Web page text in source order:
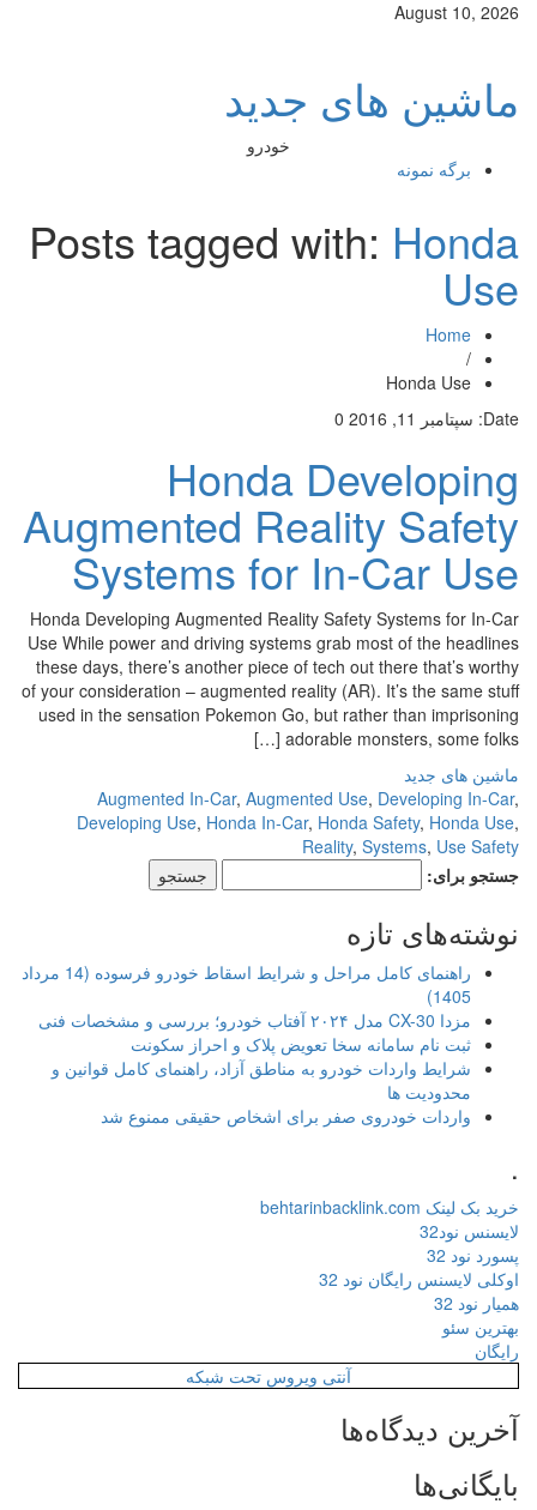
August 10, 2026
ماشین های جدید
خودرو
برگه نمونه
Posts tagged with:Honda
Use
Home
/
Honda Use
Date: سپتامبر 11, 2016 0
Honda Developing
Augmented Reality Safety
Systems for In-Car Use
Honda Developing Augmented Reality Safety Systems for In-Car
Use While power and driving systems grab most of the headlines
these days, there’s another piece of tech out there that’s worthy
of your consideration – augmented reality (AR). It’s the same stuff
used in the sensation Pokemon Go, but rather than imprisoning
adorable monsters, some folks […]
ماشین های جدید
Augmented In-Car,Augmented Use,Developing In-Car
Developing Use,Honda In-Car,Honda Safety,Honda Use
Reality,Systems,Use Safety
جستجو برای:
نوشته‌های تازه
راهنمای کامل مراحل و شرایط اسقاط خودرو فرسوده (14 مرداد
1405)
مزدا CX-30 مدل ۲۰۲۴ آفتاب خودرو؛ بررسی و مشخصات فنی
ثبت نام سامانه سخا تعویض پلاک و احراز سکونت
شرایط واردات خودرو به مناطق آزاد، راهنمای کامل قوانین و
محدودیت ها
واردات خودروی صفر برای اشخاص حقیقی ممنوع شد
خرید بک لینک behtarinbacklink.com
لایسنس نود32
پسورد نود 32
اوکلی لایسنس رایگان نود 32
همیار نود 32
بهترین سئو
رایگان
آنتی ویروس تحت شبکه
آخرین دیدگاه‌ها
بایگانی‌ها